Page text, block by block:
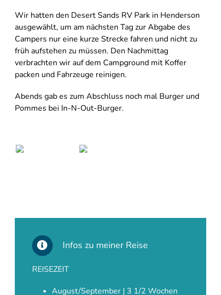
Wir hatten den Desert Sands RV Park in Henderson
ausgewählt, um am nächsten Tag zur Abgabe des
Campers nur eine kurze Strecke fahren und nicht zu
früh aufstehen zu müssen. Den Nachmittag
verbrachten wir auf dem Campground mit Koffer
packen und Fahrzeuge reinigen.
Abends gab es zum Abschluss noch mal Burger und
Pommes bei In-N-Out-Burger.
Infos zu meiner Reise
REISEZEIT
August/September | 3 1/2 Wochen